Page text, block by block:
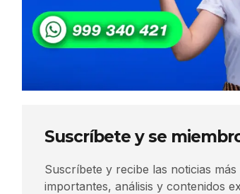
Suscríbete y se
Suscríbete y recibe las noticias más
importantes, análisis y contenidos